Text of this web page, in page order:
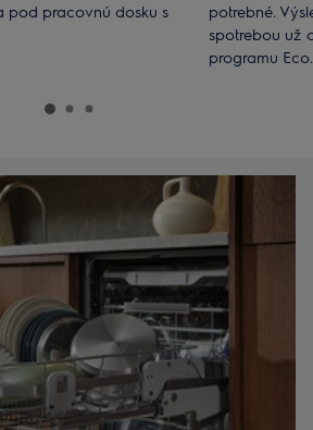
pod pracovnú dosku s
potrebné.
spotrebou už
programu Eco.